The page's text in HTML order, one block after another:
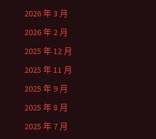
2026 年 3 月
2026 年 2 月
2025 年 12 月
2025 年 11 月
2025 年 9 月
2025 年 8 月
2025 年 7 月